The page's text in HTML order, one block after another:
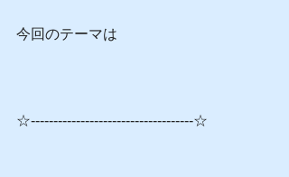
今回のテーマは
☆------------------------------------☆